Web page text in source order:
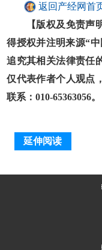
返回产经网首
【版权及免责声明
得授权并注明来源“
追究其相关法律责任
仅代表作者个人观点
联系：010-65363056。
延伸阅读